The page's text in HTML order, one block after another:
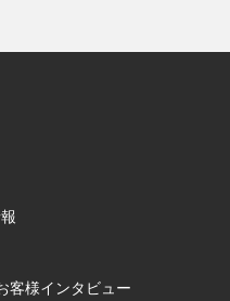
様インタビュー